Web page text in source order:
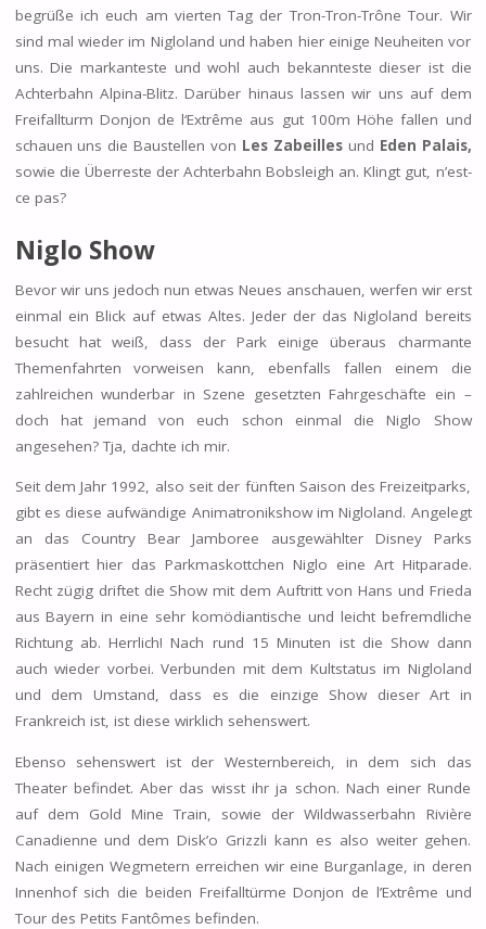
begrüße ich euch am vierten Tag der Tron-Tron-Trône Tour. Wir
sind mal wieder im Nigloland und haben hier einige Neuheiten vor
uns. Die markanteste und wohl auch bekannteste dieser ist die
Achterbahn Alpina-Blitz. Darüber hinaus lassen wir uns auf dem
Freifallturm Donjon de l‘Extrême aus gut 100m Höhe fallen und
schauen uns die Baustellen von Les Zabeillesund Eden Palais,
sowie die Überreste der Achterbahn Bobsleigh an. Klingt gut, n’est-
ce pas?
Niglo Show
Bevor wir uns jedoch nun etwas Neues anschauen, werfen wir erst
einmal ein Blick auf etwas Altes. Jeder der das Nigloland bereits
besucht hat weiß, dass der Park einige überaus charmante
Themenfahrten vorweisen kann, ebenfalls fallen einem die
zahlreichen wunderbar in Szene gesetzten Fahrgeschäfte ein –
doch hat jemand von euch schon einmal die Niglo Show
angesehen? Tja, dachte ich mir.
Seit dem Jahr 1992, also seit der fünften Saison des Freizeitparks,
gibt es diese aufwändige Animatronikshow im Nigloland. Angelegt
an das Country Bear Jamboree ausgewählter Disney Parks
präsentiert hier das Parkmaskottchen Niglo eine Art Hitparade.
Recht zügig driftet die Show mit dem Auftritt von Hans und Frieda
aus Bayern in eine sehr komödiantische und leicht befremdliche
Richtung ab. Herrlich! Nach rund 15 Minuten ist die Show dann
auch wieder vorbei. Verbunden mit dem Kultstatus im Nigloland
und dem Umstand, dass es die einzige Show dieser Art in
Frankreich ist, ist diese wirklich sehenswert.
Ebenso sehenswert ist der Westernbereich, in dem sich das
Theater befindet. Aber das wisst ihr ja schon. Nach einer Runde
auf dem Gold Mine Train, sowie der Wildwasserbahn Rivière
Canadienne und dem Disk’o Grizzli kann es also weiter gehen.
Nach einigen Wegmetern erreichen wir eine Burganlage, in deren
Innenhof sich die beiden Freifalltürme Donjon de l’Extrême und
Tour des Petits Fantômes befinden.